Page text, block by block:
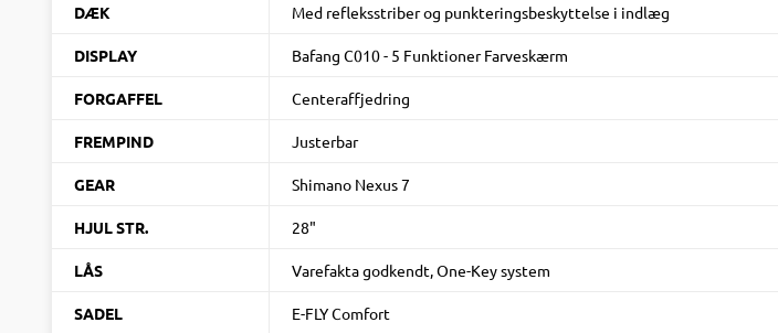
DÆK Med refleksstriber og punkteringsbeskyttelse i indlæg
DISPLAY Bafang C010 - 5 Funktioner Farveskærm
FORGAFFEL Centeraffjedring
FREMPIND Justerbar
GEAR Shimano Nexus 7
HJUL STR. 28"
LÅS Varefakta godkendt, One-Key system
SADEL E-FLY Comfort